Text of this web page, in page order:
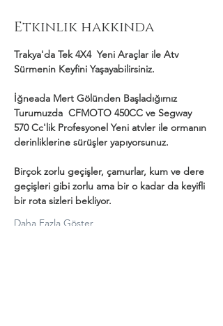
Etkinlik hakkında
Trakya'da Tek 4X4  Yeni Araçlar ile Atv
Sürmenin Keyfini Yaşayabilirsiniz.
İğneada Mert Gölünden Başladığımız
Turumuzda  CFMOTO 450CC ve Segway
570 Cc'lik Profesyonel Yeni atvler ile ormanın
derinliklerine sürüşler yapıyorsunuz.
Birçok zorlu geçişler, çamurlar, kum ve dere
geçişleri gibi zorlu ama bir o kadar da keyifli
bir rota sizleri bekliyor.
Daha Fazla Göster